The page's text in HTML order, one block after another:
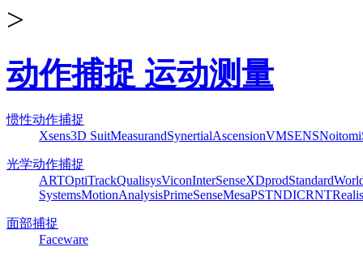
>
动作捕捉 运动测量
惯性动作捕捉
Xsens3D SuitMeasurandSynertialAscensionVMSENSNoitom
光学动作捕捉
ARTOptiTrackQualisysViconInterSenseXDprodStandard
SystemsMotionAnalysisPrimeSenseMesaPSTNDICRNTRealis
面部捕捉
Faceware